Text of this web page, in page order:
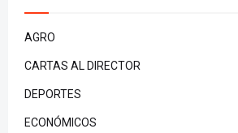
AGRO
CARTAS AL DIRECTOR
DEPORTES
ECONÓMICOS